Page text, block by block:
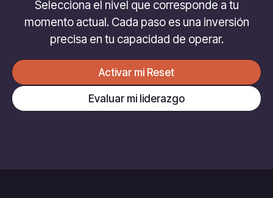
Selecciona el nivel que corresponde a tu
momento actual. Cada paso es una inversión
precisa en tu capacidad de operar.
Activar mi Reset
Evaluar mi liderazgo